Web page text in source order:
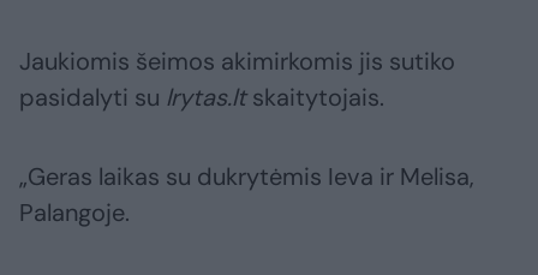
Jaukiomis šeimos akimirkomis jis sutiko
pasidalyti su lrytas.ltskaitytojais.
„Geras laikas su dukrytėmis Ieva ir Melisa,
Palangoje.